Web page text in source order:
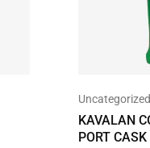
Uncategorized
KAVALAN
PORT